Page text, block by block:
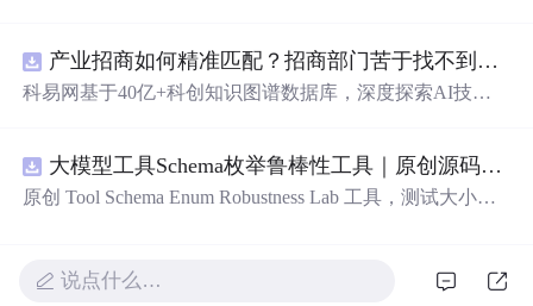
新领域的AI+数智化解决方案，推动科技创新与产业创新
智能化发展。
产业招商如何精准匹配？招商部门苦于找不到符合产业链补链强链方向的目标企业怎么办？.docx
科易网基于40亿+科创知识图谱数据库，深度探索AI技术
新领域的AI+数智化解决方案，推动科技创新与产业创新
智能化发展。
大模型工具Schema枚举鲁棒性工具｜原创源码+测试+离线报告
原创 Tool Schema Enum Robustness Lab 工具，测试大小
可复现合成示例、离线 HTML/JSON/SVG 报告、1080×720
真实运行效果图、README、运行说明、功能清单、MIT
说点什么…